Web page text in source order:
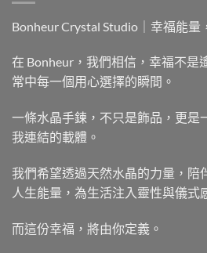
Bonheur Crystal Studio｜幸福能量
在 Bonheur，我們相信，幸福不是
常中每一個用心選擇的瞬間。
一條水晶手鍊，不只是飾品，更是
我連結的載體。
我們希望透過天然水晶的力量，陪
人生能量，為生活注入靈性與儀式
而這份幸福，將由你定義。